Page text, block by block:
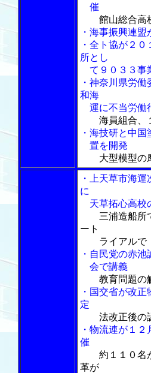
催
館山総合高
・海事振興連
・全ト協が２
所とし
て９０３３事
・神奈川県労
和海
運に不当労働
海員組合、
・海技研と中
置を開発
大型模型の
・上天草市海
に
天草拓心高校
三浦造船所
ート
ライアルで
・自民党の赤
会で講義
教育問題の
・国交省が改
定
法改正後の
・物流連が１
催
約１１０名
革が